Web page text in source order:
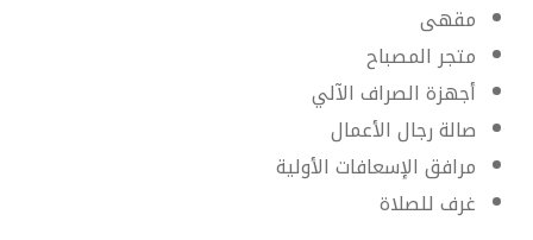
مقهى
متجر المصباح
أجهزة الصراف الآلي
صالة رجال الأعمال
مرافق الإسعافات الأولية
غرف للصلاة